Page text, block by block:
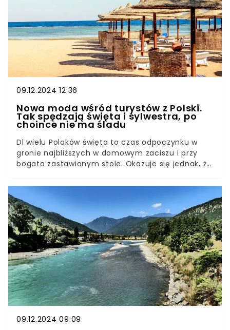
Wszystko przez… “prezenty świąteczne".
09.12.2024 12:36
Nowa moda wśród turystów z Polski.
Tak spędzają święta i sylwestra, po
choince nie ma śladu
Dl wielu Polaków święta to czas odpoczynku w
gronie najbliższych w domowym zaciszu i przy
bogato zastawionym stole. Okazuje się jednak, że
inną formę spędzania Bożego Narodzenia. Dla
niektórych to nie do pomyślenia.
09.12.2024 09:09